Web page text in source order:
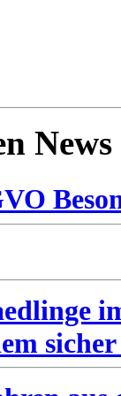
News